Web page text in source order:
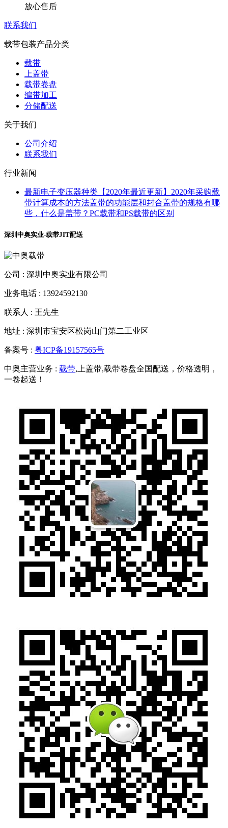
放心售后
联系我们
载带包装产品分类
载带
上盖带
载带卷盘
编带加工
分储配送
关于我们
公司介绍
联系我们
行业新闻
最新电子变压器种类【2020年最近更新】 2020年采购载
带计算成本的方法盖带的功能层和封合盖带的规格有哪
些，什么是盖带？ PC载带和PS载带的区别
深圳中奥实业-载带JIT配送
公司 : 深圳中奥实业有限公司
业务电话 : 13924592130
联系人 : 王先生
地址 : 深圳市宝安区松岗山门第二工业区
备案号 : 粤ICP备19157565号
中奥主营业务 : 载带,上盖带,载带卷盘全国配送，价格透明，
一卷起送！